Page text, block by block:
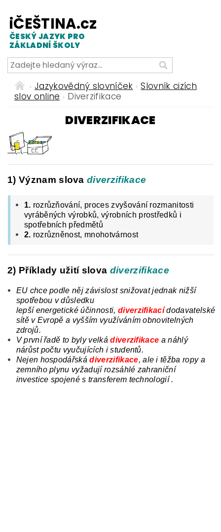
iČEŠTINA.cz
ČESKÝ JAZYK PRO
ZÁKLADNÍ ŠKOLY
Jazykovědný slovníček
Slovník cizích
slov online
Diverzifikace
DIVERZIFIKACE
1) Význam slovadiverzifikace
1. rozrůzňování, proces zvyšování rozmanitosti
vyráběných výrobků, výrobních prostředků i
spotřebních předmětů
2. rozrůzněnost, mnohotvárnost
2) Příklady užití slova diverzifikace
EU chce podle něj závislost snižovat jednak nižší
spotřebou v důsledku
lepší energetické účinnosti, diverzifikací dodavatelské
sítě v Evropě a vyšším využíváním obnovitelných
zdrojů.
V první řadě to byly velká diverzifikace a náhlý
nárůst počtu vyučujících i studentů.
Nejen hospodářská diverzifikace, ale i těžba ropy a
zemního plynu vyžadují rozsáhlé zahraniční
investice spojené s transferem technologií .